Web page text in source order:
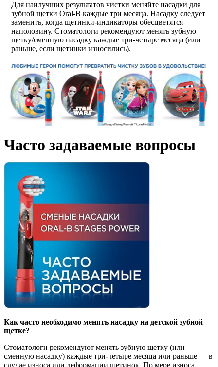
Для наилучших результатов чистки меняйте насадки для
зубной щетки Oral-B каждые три месяца. Насадку следует
заменить, когда щетинки-индикаторы обесцветятся
наполовину. Стоматологи рекомендуют менять зубную
щетку/сменную насадку каждые три-четыре месяца (или
раньше, если щетинки износились).
Часто задаваемые вопросы
Как часто необходимо менять насадку на детской зубной
щетке?
Стоматологи рекомендуют менять зубную щетку (или
сменную насадку) каждые три-четыре месяца или раньше — в
случае износа или деформации щетинок. По мере износа